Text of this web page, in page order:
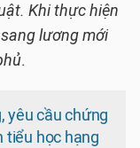
Khi thực hiện
lương mới
.
yêu cầu chứng
tiểu học hạng